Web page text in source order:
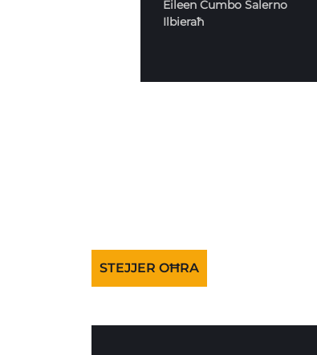
Eileen Cumbo Salerno
Ilbieraħ
STEJJER OĦRA